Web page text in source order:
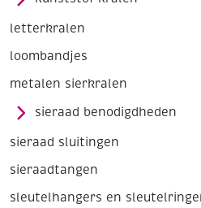
letterkralen
loombandjes
metalen sierkralen
sieraad benodigdheden
sieraad sluitingen
sieraadtangen
sleutelhangers en